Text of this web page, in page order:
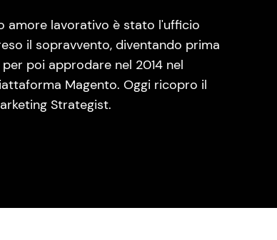
amore lavorativo è stato l'ufficio
il sopravvento, diventando prima
poi approdare nel 2014 nel
Magento. Oggi ricopro il
Strategist.